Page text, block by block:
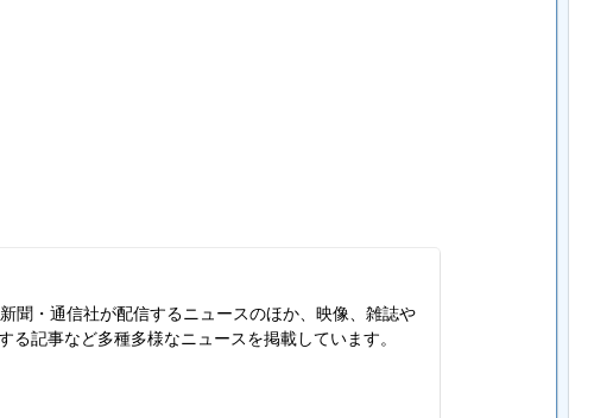
聞・通信社が配信するニュースのほか、映像、雑誌や
る記事など多種多様なニュースを掲載しています。